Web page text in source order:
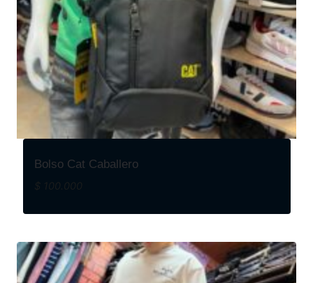
Bolso Cat Caballero
$ 100.000